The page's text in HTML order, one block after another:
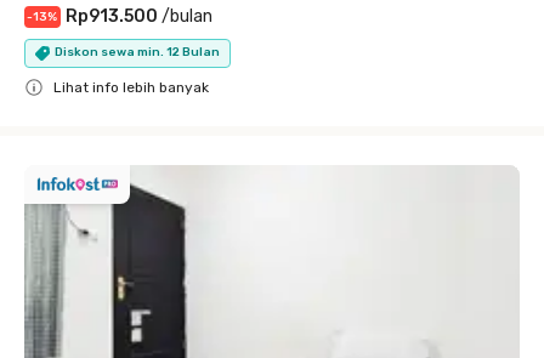
-13% Rp913.500 /bulan
Diskon sewa min. 12 Bulan
Lihat info lebih banyak